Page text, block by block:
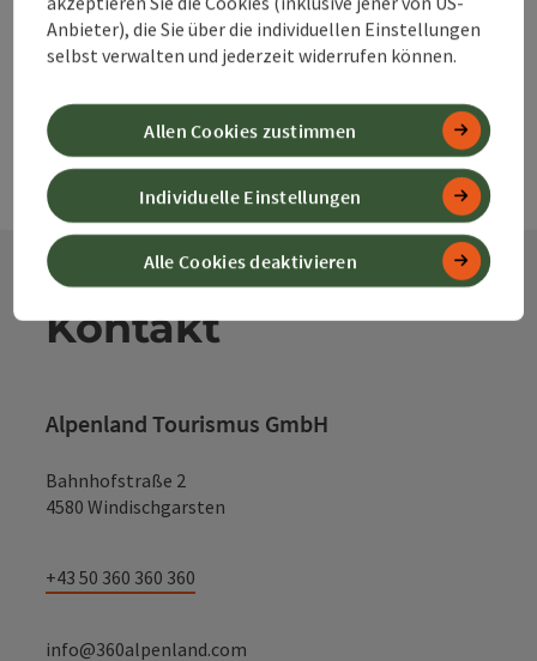
wird aus der eigenen Photovoltaikanlage bezogen.
Seite zurück 2
Kontakt
Alpenland Tourismus GmbH
Bahnhofstraße 2
4580 Windischgarsten
+43 50 360 360 360
info@360alpenland.com
Anbieter), die Sie über die individuellen Einstellungen
selbst verwalten und jederzeit widerrufen können.
Alle Cookies deaktivieren
Individuelle Einstellungen
Allen Cookies zustimmen